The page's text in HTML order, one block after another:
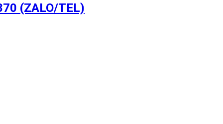
(ZALO/TEL)